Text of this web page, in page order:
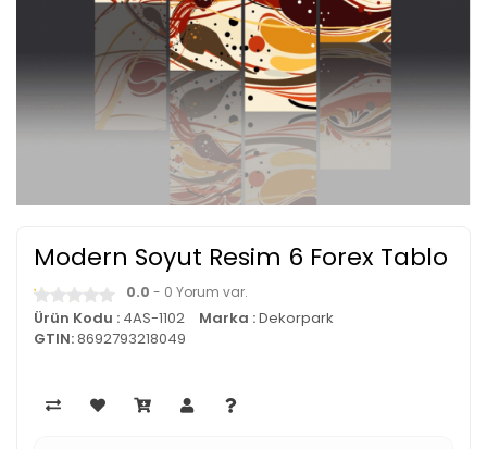
Modern Soyut Resim 6 Forex Tablo
0.0 - 0 Yorum var.
Ürün Kodu : 4AS-1102 Marka :Dekorpark
GTIN:8692793218049